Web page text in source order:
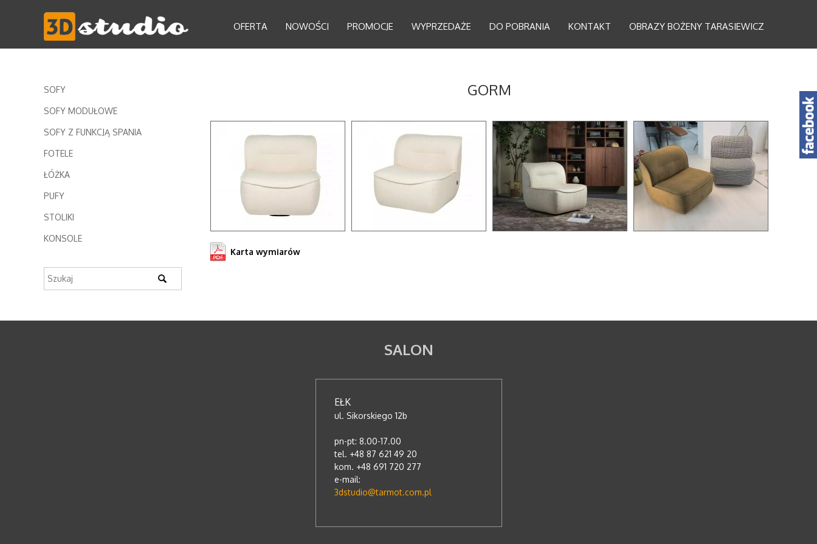
OFERTA NOWOŚCI PROMOCJE WYPRZEDAŻE DO POBRANIA KONTAKT OBRAZY BOŻENY TARASIEWICZ
SOFY
SOFY MODUŁOWE
SOFY Z FUNKCJĄ SPANIA
FOTELE
ŁÓŻKA
PUFY
STOLIKI
KONSOLE
GORM
Karta wymiarów
SALON
EŁK
ul. Sikorskiego 12b
pn-pt: 8.00-17.00
tel. +48 87 621 49 20
kom. +48 691 720 277
e-mail:
3dstudio@tarmot.com.pl